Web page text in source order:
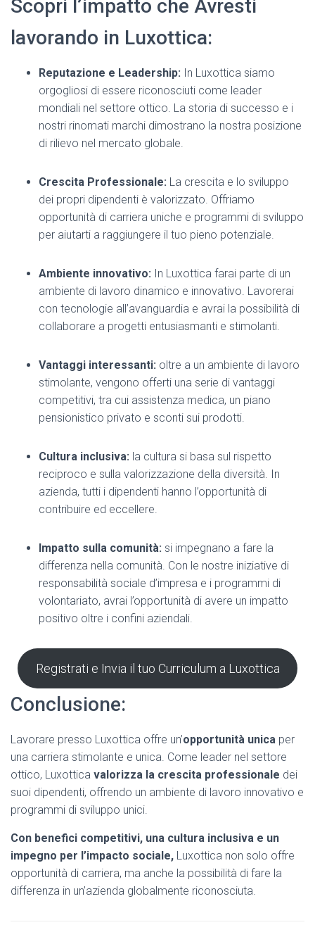
Scopri l’impatto che Avresti
lavorando in Luxottica:
Reputazione e Leadership: In Luxottica siamo
orgogliosi di essere riconosciuti come leader
mondiali nel settore ottico. La storia di successo e i
nostri rinomati marchi dimostrano la nostra posizione
di rilievo nel mercato globale.
Crescita Professionale: La crescita e lo sviluppo
dei propri dipendenti è valorizzato. Offriamo
opportunità di carriera uniche e programmi di sviluppo
per aiutarti a raggiungere il tuo pieno potenziale.
Ambiente innovativo: In Luxottica farai parte di un
ambiente di lavoro dinamico e innovativo. Lavorerai
con tecnologie all’avanguardia e avrai la possibilità di
collaborare a progetti entusiasmanti e stimolanti.
Vantaggi interessanti: oltre a un ambiente di lavoro
stimolante, vengono offerti una serie di vantaggi
competitivi, tra cui assistenza medica, un piano
pensionistico privato e sconti sui prodotti.
Cultura inclusiva: la cultura si basa sul rispetto
reciproco e sulla valorizzazione della diversità. In
azienda, tutti i dipendenti hanno l’opportunità di
contribuire ed eccellere.
Impatto sulla comunità: si impegnano a fare la
differenza nella comunità. Con le nostre iniziative di
responsabilità sociale d’impresa e i programmi di
volontariato, avrai l’opportunità di avere un impatto
positivo oltre i confini aziendali.
Registrati e Invia il tuo Curriculum a Luxottica
Conclusione:
Lavorare presso Luxottica offre un’opportunità unica per
una carriera stimolante e unica. Come leader nel settore
ottico, Luxottica valorizza la crescita professionale dei
suoi dipendenti, offrendo un ambiente di lavoro innovativo e
programmi di sviluppo unici.
Con benefici competitivi, una cultura inclusiva e un
impegno per l’impacto sociale, Luxottica non solo offre
opportunità di carriera, ma anche la possibilità di fare la
differenza in un’azienda globalmente riconosciuta.